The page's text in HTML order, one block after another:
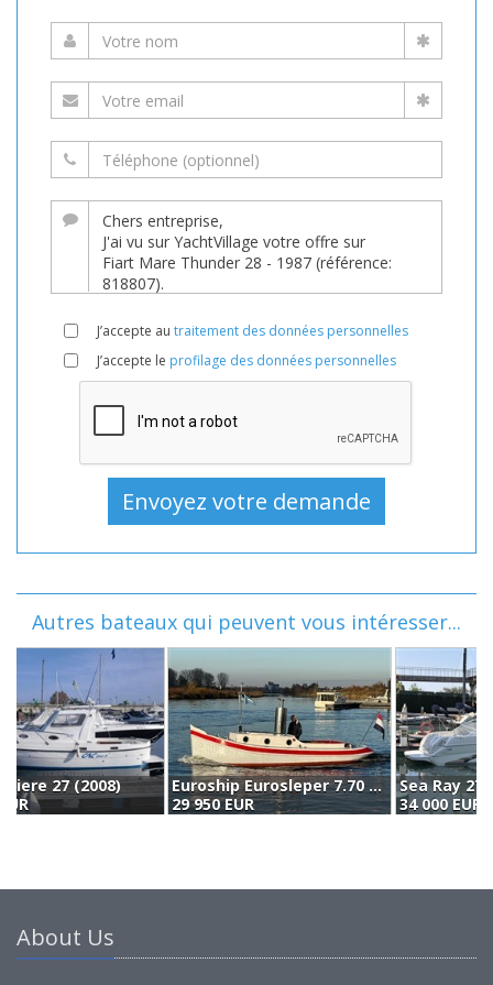
J’accepte au traitement des données personnelles
J’accepte le profilage des données personnelles
Autres bateaux qui peuvent vous intéresser...
Euroship Eurosleper 7.70 Ok (2016)
29 950 EUR
Sea Ray 270 Sundancer (1999)
34 000 EUR
About Us